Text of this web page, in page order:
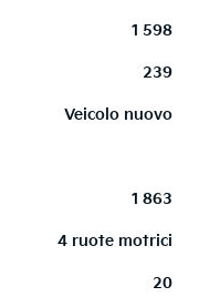
1 598
239
Veicolo nuovo
1 863
4 ruote motrici
20